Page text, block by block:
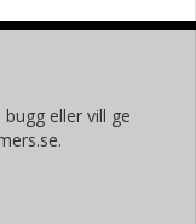
eller vill ge